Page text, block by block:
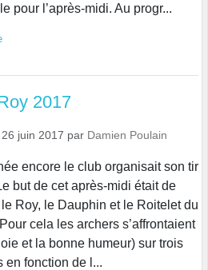
pour l’après-midi. Au progr...
2017
26 juin 2017 par Damien Poulain
encore le club organisait son tir
but de cet après-midi était de
Roy, le Dauphin et le Roitelet du
cela les archers s’affrontaient
et la bonne humeur) sur trois
en fonction de l...